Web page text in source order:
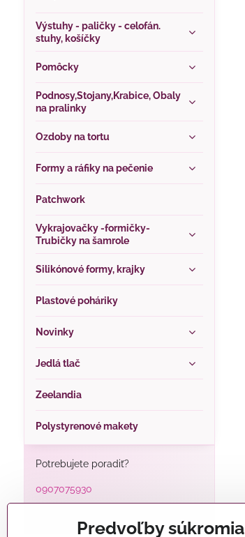
Výstuhy - paličky - celofán.
stuhy, košíčky
Pomôcky
Podnosy,Stojany,Krabice, Obaly
na pralinky
Ozdoby na tortu
Formy a ráfiky na pečenie
Patchwork
Vykrajovačky -formičky-
Trubičky na šamrole
Silikónové formy, krajky
Plastové poháriky
Novinky
Jedlá tlač
Zeelandia
Polystyrenové makety
Potrebujete poradiť?
0907075930
Predvoľby súkromia